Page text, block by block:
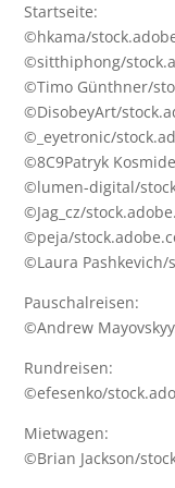
Startseite:
©hkama/
©sitthiphong/
©Timo Günthner/
©DisobeyArt/
©_eyetronic/
©8C9Patryk
©lumen-digital/
©Jag_cz/
©peja/
©Laura Pashkevich/
Pauschalreisen:
©Andrew
Rundreisen:
©efesenko/
Mietwagen:
©Brian Jackson/